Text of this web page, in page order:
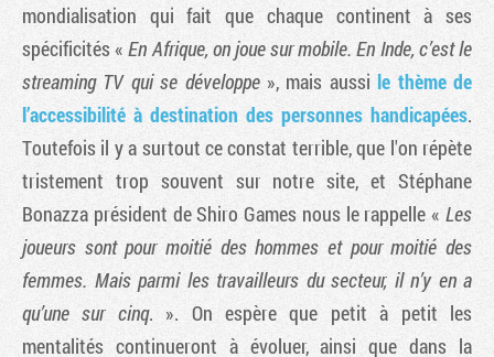
mondialisation qui fait que chaque continent à ses
spécificités «En Afrique, on joue sur mobile. En Inde, c’est le
streaming TV qui se développe», mais aussile thème de
l’accessibilité à destination des personnes handicapées.
Toutefois il y a surtout ce constat terrible, que l'on répète
tristement trop souvent sur notre site, et Stéphane
Bonazza président de Shiro Games nous le rappelle « Les
joueurs sont pour moitié des hommes et pour moitié des
femmes. Mais parmi les travailleurs du secteur, il n’y en a
qu’une sur cinq. ». On espère que petit à petit les
mentalités continueront à évoluer, ainsi que dans la